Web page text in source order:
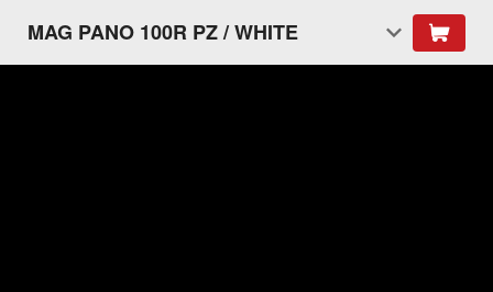
MAG PANO 100R PZ / WHITE